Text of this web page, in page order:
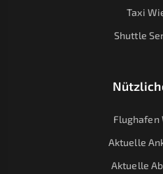
Taxi
Shuttle
Flughafen
Aktuelle
Aktuelle